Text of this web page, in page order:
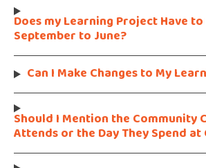
Does my Learning Project Have
September to June?
Can I Make Changes to My
Should I Mention the Community
Attends or the Day They Spend at